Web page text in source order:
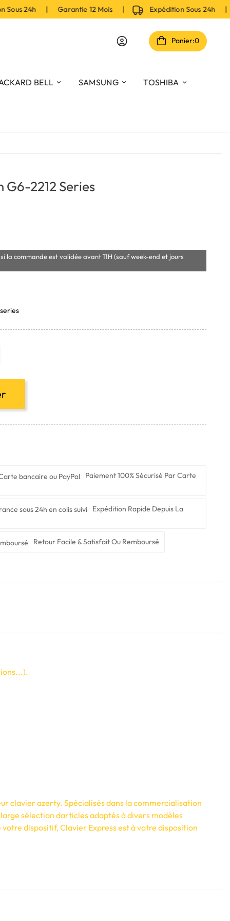
24h | Garantie 12 Mois | Expédition Sous 24h |
Panier:0
BELL SAMSUNG TOSHIBA
G6-2212 Series
la commande est validée avant 11H (sauf week-end et jours
Paiement 100% Sécurisé Par Carte
Expédition Rapide Depuis La
Retour Facile & Satisfait Ou Remboursé
clavier azerty. Spécialisés dans la commercialisation
sélection darticles adaptés à divers modèles
dispositif, Clavier Express est à votre disposition